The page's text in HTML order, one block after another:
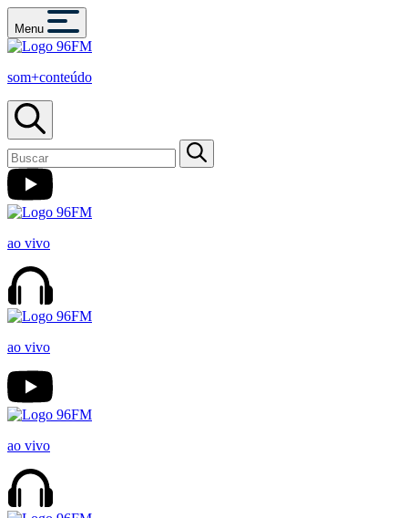
Menu
som+conteúdo
ao vivo
ao vivo
ao vivo